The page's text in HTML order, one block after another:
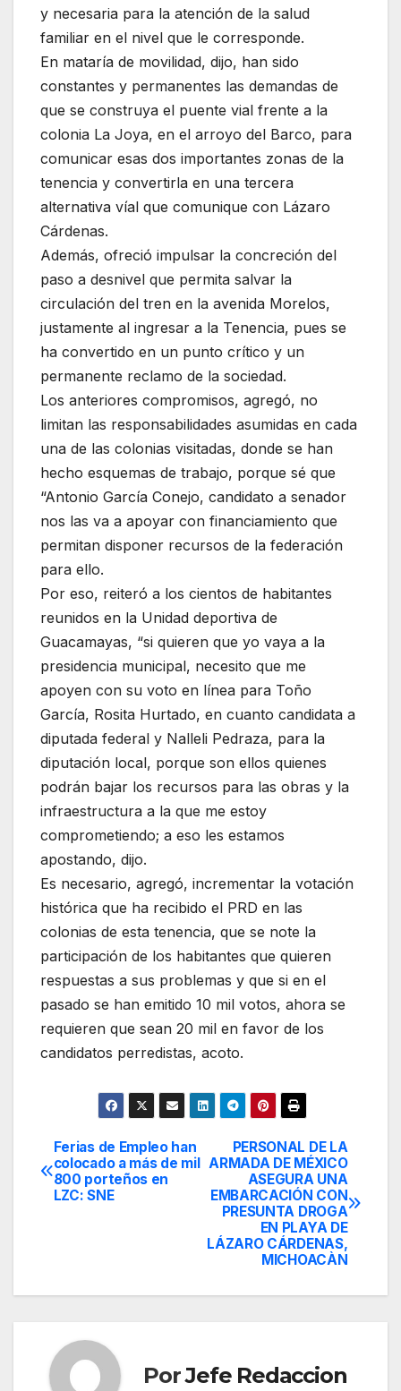
y necesaria para la atención de la salud
familiar en el nivel que le corresponde.
En mataría de movilidad, dijo, han sido
constantes y permanentes las demandas de
que se construya el puente vial frente a la
colonia La Joya, en el arroyo del Barco, para
comunicar esas dos importantes zonas de la
tenencia y convertirla en una tercera
alternativa víal que comunique con Lázaro
Cárdenas.
Además, ofreció impulsar la concreción del
paso a desnivel que permita salvar la
circulación del tren en la avenida Morelos,
justamente al ingresar a la Tenencia, pues se
ha convertido en un punto crítico y un
permanente reclamo de la sociedad.
Los anteriores compromisos, agregó, no
limitan las responsabilidades asumidas en cada
una de las colonias visitadas, donde se han
hecho esquemas de trabajo, porque sé que
“Antonio García Conejo, candidato a senador
nos las va a apoyar con financiamiento que
permitan disponer recursos de la federación
para ello.
Por eso, reiteró a los cientos de habitantes
reunidos en la Unidad deportiva de
Guacamayas, “si quieren que yo vaya a la
presidencia municipal, necesito que me
apoyen con su voto en línea para Toño
García, Rosita Hurtado, en cuanto candidata a
diputada federal y Nalleli Pedraza, para la
diputación local, porque son ellos quienes
podrán bajar los recursos para las obras y la
infraestructura a la que me estoy
comprometiendo; a eso les estamos
apostando, dijo.
Es necesario, agregó, incrementar la votación
histórica que ha recibido el PRD en las
colonias de esta tenencia, que se note la
participación de los habitantes que quieren
respuestas a sus problemas y que si en el
pasado se han emitido 10 mil votos, ahora se
requieren que sean 20 mil en favor de los
candidatos perredistas, acoto.
Navegación
de
PERSONAL DE LA
ARMADA DE MÉXICO
ASEGURA UNA
EMBARCACIÓN CON
PRESUNTA DROGA
EN PLAYA DE
LÁZARO CÁRDENAS,
MICHOACÀN
Ferias de Empleo han
colocado a más de mil
800 porteños en
LZC: SNE
PorJefe Redaccion